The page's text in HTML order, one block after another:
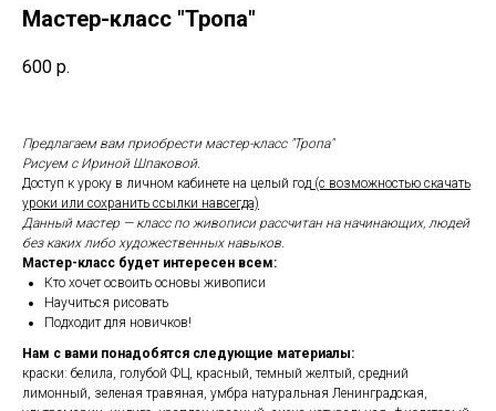
Мастер-класс "Тропа"
600 р.
Предлагаем вам приобрести мастер-класс "Тропа"
Рисуем с Ириной Шпаковой.
Доступ к уроку в личном кабинете на целый год (с возможностью скачать
уроки или сохранить ссылки навсегда)
Данный мастер — класс по живописи рассчитан на начинающих, людей
без каких либо художественных навыков.
Мастер-класс будет интересен всем:
Кто хочет освоить основы живописи
Научиться рисовать
Подходит для новичков!
Нам с вами понадобятся следующие материалы:
краски: белила, голубой ФЦ, красный, темный желтый, средний
лимонный, зеленая травяная, умбра натуральная Ленинградская,